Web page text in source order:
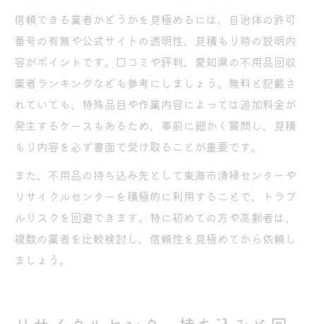
信頼できる業者かどうかを見極めるには、自治体の許可
番号の有無や公式サイトの透明性、見積もり時の説明内
容がポイントです。口コミや評判、愛知県の不用品回収
業者ランキングなども参考にしましょう。無料と記載さ
れていても、特殊品目や作業内容によっては追加料金が
発生するケースもあるため、事前に細かく質問し、見積
もり内容を必ず書面で受け取ることが重要です。
また、不用品の持ち込み先として東海市清掃センターや
リサイクルセンターを積極的に利用することで、トラブ
ルリスクを回避できます。特に初めての方や高齢者は、
複数の業者を比較検討し、信頼性を見極めてから依頼し
ましょう。